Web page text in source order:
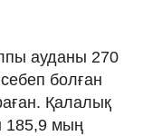
ауданы 270
болған
Қалалық
185,9 мың